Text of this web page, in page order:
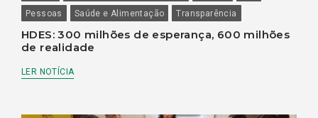
Pessoas
Saúde e Alimentação Transparência
HDES: 300 milhões de esperança, 600 milhões
de realidade
LER NOTÍCIA